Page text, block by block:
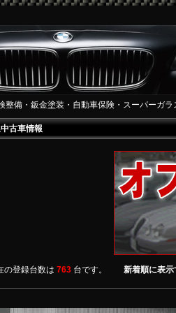
整備・鈑金塗装・自動車保険・スーパーガ
古車情報
の登録台数は 763 台です。 新着順に表示